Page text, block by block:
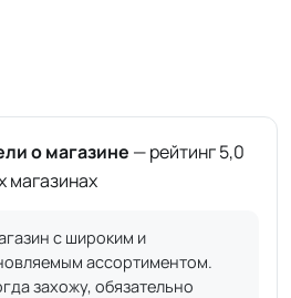
о магазине — рейтинг 5,0
магазинах
с широким и
ассортиментом.
захожу, обязательно